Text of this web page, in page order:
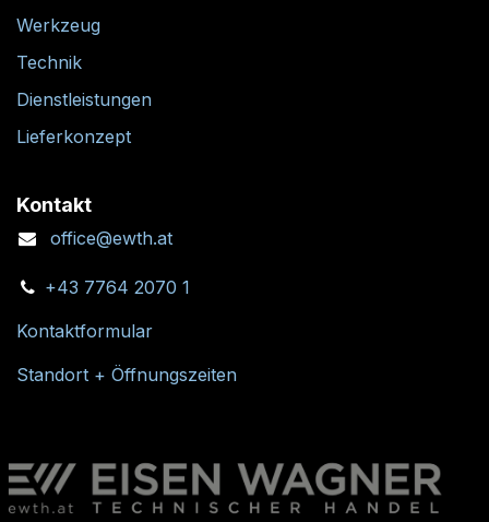
Werkzeug
Technik
Dienstleistungen
Lieferkonzept
Kontakt
office@ewth.at
+43 7764 2070 1
Kontaktformular
Standort + Öffnungszeiten